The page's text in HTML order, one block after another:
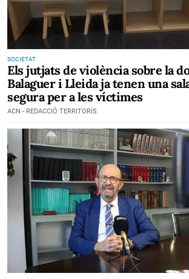
SOCIETAT
Els jutjats de violència sobre la
Balaguer i Lleida ja tenen una
segura per a les víctimes
ACN - REDACCIÓ TERRITORIS